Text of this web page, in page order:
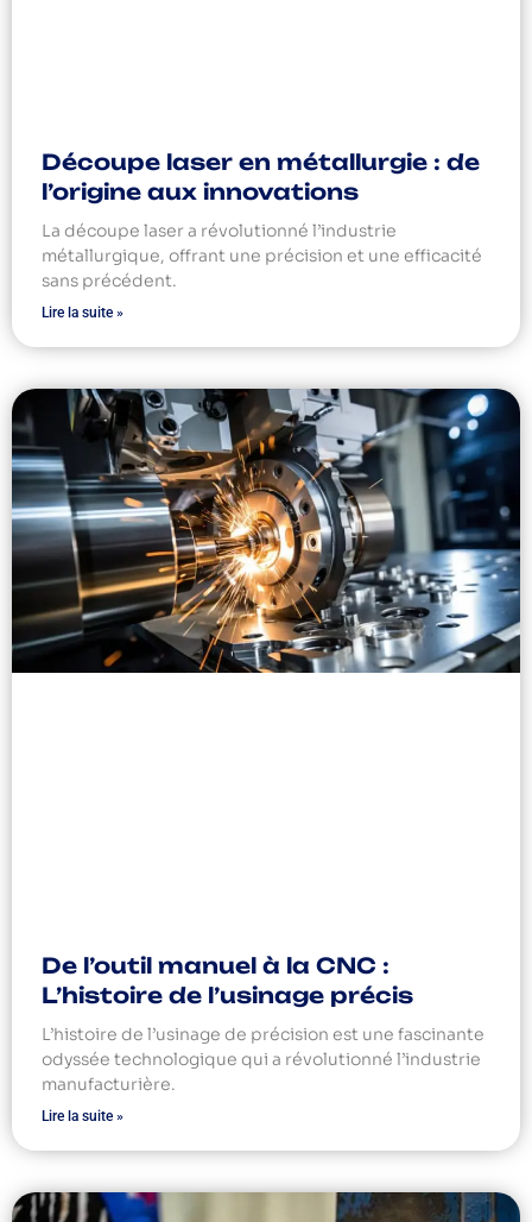
Découpe laser en métallurgie : de
l’origine aux innovations
La découpe laser a révolutionné l’industrie
métallurgique, offrant une précision et une efficacité
sans précédent.
Lire la suite »
De l’outil manuel à la CNC :
L’histoire de l’usinage précis
L’histoire de l’usinage de précision est une fascinante
odyssée technologique qui a révolutionné l’industrie
manufacturière.
Lire la suite »